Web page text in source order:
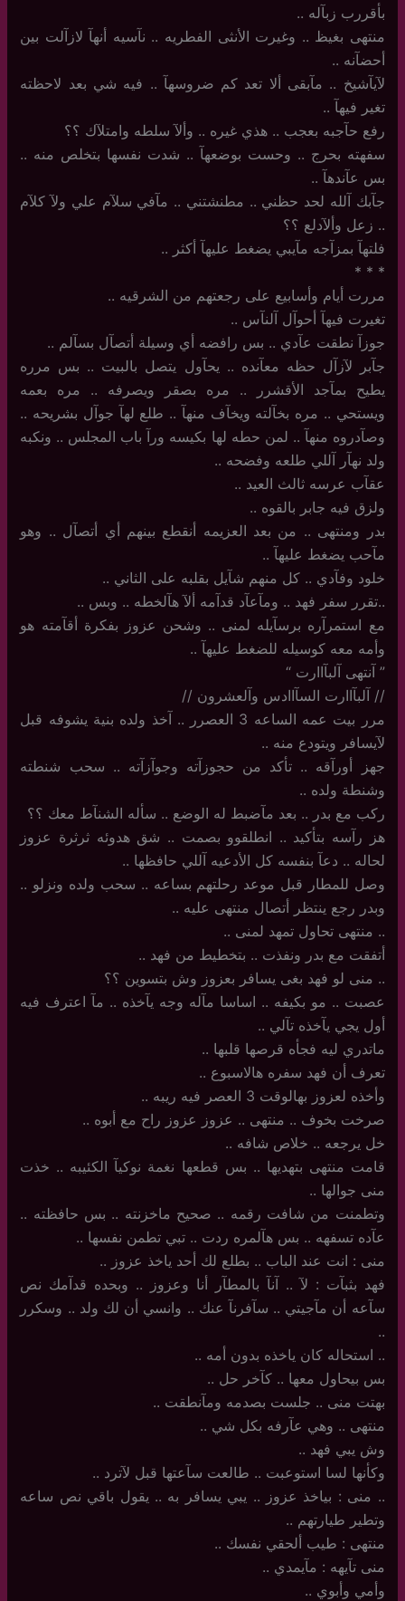
بأقررب زبآله ..
منتهى بغيظ .. وغيرت الأنثى الفطريه .. نآسيه أنهآ لازآلت بين
أحضآنه ..
لآيآشيخ .. مآبقى ألا تعد كم ضروسهآ .. فيه شي بعد لاحظته
تغير فيهآ ..
رفع حآجبه بعجب .. هذي غيره .. وألآ سلطه وامتلآك ؟؟
سفهته بحرج .. وحست بوضعهآ .. شدت نفسها بتخلص منه ..
بس عآندهآ ..
جآبك آلله لحد حظني .. مطنشتني .. مآفي سلآم علي ولآ كلآم
.. زعل وألآدلع ؟؟
فلتهآ بمزآجه مآيبي يضغط عليهآ أكثر ‏..
‏*‏ * *
مررت أيام وأسابيع على رجعتهم من الشرقيه ..
تغيرت فيهآ أحوآل آلنآس ..
جوزآ نطقت عآدي .. بس رافضه أي وسيلة أتصآل بسآلم ..
جآبر لآزآل حظه معآنده .. يحآول يتصل بالبيت .. بس مرره
يطيح بمآجد الأقشرر .. مره بصقر ويصرفه .. مره بعمه
ويستحي .. مره بخآلته ويخآف منهآ .. طلع لهآ جوآل بشريحه ..
وصآدروه منهآ .. لمن حطه لها بكيسه ورآ باب المجلس .. ونكبه
ولد نهآر آللي طلعه وفضحه ..
عقآب عرسه ثالث العيد ..
ولزق فيه جابر بالقوه ..
بدر ومنتهى .. من بعد العزيمه أنقطع بينهم أي أتصآل .. وهو
مآحب يضغط عليهآ ..
خلود وفآدي .. كل منهم شآيل بقلبه على الثاني ..
..تقرر سفر فهد .. ومآعآد قدآمه ألآ هآلخطه .. وبس ..
مع استمرآره برسآيله لمنى .. وشحن عزوز بفكرة أقآمته هو
وأمه معه كوسيله للضغط عليهآ ..
‏”‏ آنتهى آلبآاارت “
//‏ آلبآاارت السآاادس وآلعشرون //
مرر بيت عمه الساعه 3 العصرر .. آخذ ولده بنية يشوفه قبل
لآيسافر ويتودع منه ..
جهز أورآقه .. تأكد من حجوزآته وجوآزآته .. سحب شنطته
وشنطة ولده ..
ركب مع بدر .. بعد مآضبط له الوضع .. سأله الشنآط معك ؟؟
هز رآسه بتأكيد ‏.. انطلقوو بصمت .. شق هدوئه ثرثرة عزوز
لحاله .. دعآ بنفسه كل الأدعيه آللي حافظها .. ‏
وصل للمطار قبل موعد رحلتهم بساعه .. سحب ولده ونزلو ..
وبدر رجع ينتظر أتصال منتهى عليه ..
..‏ منتهى تحاول تمهد لمنى ..
أتفقت مع بدر ونفذت .. بتخطيط من فهد ..
..‏ منى لو فهد بغى يسافر بعزوز وش بتسوين ؟؟
عصبت ‏.. مو بكيفه .. اساسا مآله وجه يآخذه .. مآ اعترف فيه
أول يجي يآخذه تآلي ..
ماتدري ليه فجأه قرصها قلبها ..
تعرف أن فهد سفره هالاسبوع ..
وأخذه لعزوز بهالوقت 3 العصر فيه ريبه ..
صرخت بخوف .. منتهى .. عزوز عزوز راح مع أبوه ..
خل يرجعه .. خلاص شافه ..
قامت منتهى بتهديها .. بس قطعها نغمة نوكيآ الكئيبه .. خذت
منى جوالها ..
وتطمنت من شافت رقمه .. صحيح ماخزنته .. بس حافظته ..
عآده تسفهه .. بس هآلمره ردت .. تبي تطمن نفسها ..
منى : انت عند الباب .. بطلع لك أحد ياخذ عزوز ..
فهد بثبآت : لآ .. آنآ بالمطآر أنا وعزوز .. وبحده قدآمك نص
سآعه أن مآجيتي .. سآفرنآ عنك .. وانسي أن لك ولد .. وسكرر
..
..‏ استحاله كان ياخذه بدون أمه ..
بس بيحاول معها .. كآخر حل ..
بهتت منى .. جلست بصدمه ومآنطقت ..
منتهى .. وهي عآرفه بكل شي ..
وش يبي فهد ..
وكأنها لسا استوعبت .. طالعت سآعتها قبل لآترد ..
..‏ منى : بياخذ عزوز .. يبي يسافر به .. يقول باقي نص ساعه
وتطير طيارتهم ..
منتهى : طيب ألحقي نفسك ..
منى تآيهه : مآيمدي ..
وأمي وأبوي ..